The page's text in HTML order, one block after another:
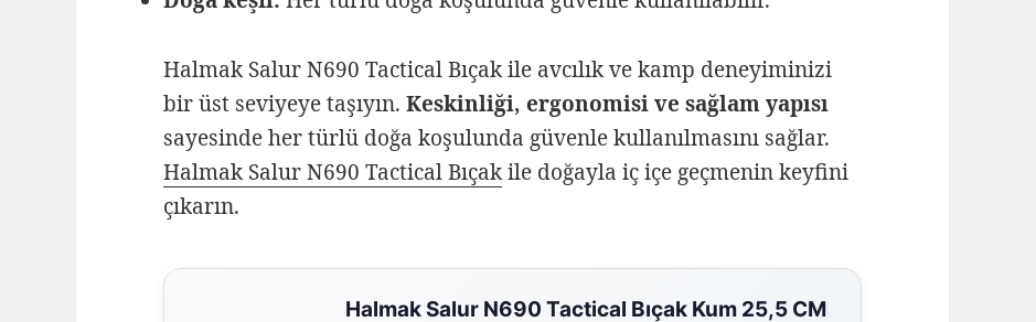
Halmak Salur N690 Tactical Bıçak ile avcılık ve kamp deneyiminizi
bir üst seviyeye taşıyın.Keskinliği, ergonomisi ve sağlam yapısı
sayesinde her türlü doğa koşulunda güvenle kullanılmasını sağlar.
Halmak Salur N690 Tactical Bıçakile doğayla iç içe geçmenin keyfini
çıkarın.
Halmak Salur N690 Tactical Bıçak Kum 25,5 CM